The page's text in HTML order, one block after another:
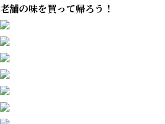
老舗の味を買って帰ろう！